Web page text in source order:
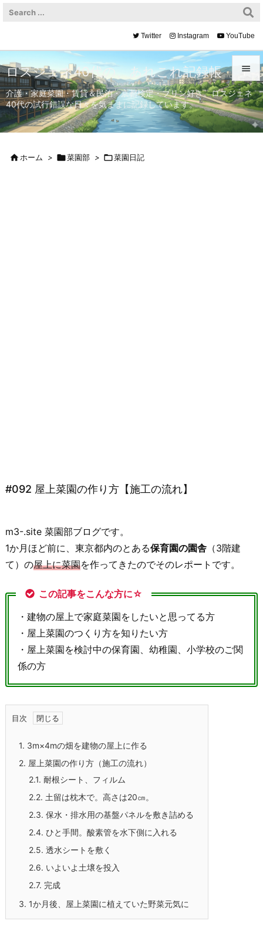


メニュ

サイド
Twitter Instagram YouTube
ロスジェネ40代の、あれこれ記録帳
介護・家庭菜園・賃貸＆民泊・京都検定・プリン好き。ロスジェネ
40代の試行錯誤な日々を気ままに記録しています。
ホーム > 菜園部 > 菜園日記
#092 屋上菜園の作り方【施工の流れ】
m3-.site 菜園部ブログです。
1か月ほど前に、東京都内のとある保育園の園舎 （3階建
て）の屋上に菜園を作ってきたのでそのレポートです。
この記事をこんな方に☆
・建物の屋上で家庭菜園をしたいと思ってる方
・屋上菜園のつくり方を知りたい方
・屋上菜園を検討中の保育園、幼稚園、小学校のご関
係の方
目次
1. 3m×4mの畑を建物の屋上に作る
2. 屋上菜園の作り方（施工の流れ）
2.1. 耐根シート、フィルム
2.2. 土留は枕木で。高さは20㎝。
2.3. 保水・排水用の基盤パネルを敷き詰める
2.4. ひと手間。酸素管を水下側に入れる
2.5. 透水シートを敷く
2.6. いよいよ土壌を投入
2.7. 完成
3. 1か月後、屋上菜園に植えていた野菜元気に